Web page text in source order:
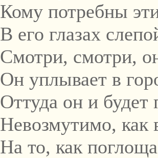
Кому потребны
В его глазах
Смотри, смотри,
Он уплывает в
Оттуда он и
Невозмутимо, как
На то, как